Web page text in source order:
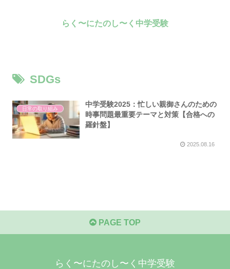
らく〜にたのし〜く中学受験
SDGs
日常の取り組み
中学受験2025：忙しい親御さんのための
時事問題最重要テーマと対策【合格への
羅針盤】
2025.08.16
PAGE TOP
らく〜にたのし〜く中学受験